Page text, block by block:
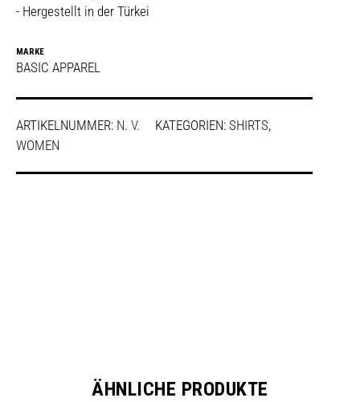
- Hergestellt in der Türkei
MARKE
BASIC APPAREL
ARTIKELNUMMER: N. V. KATEGORIEN: SHIRTS,
WOMEN
ÄHNLICHE PRODUKTE